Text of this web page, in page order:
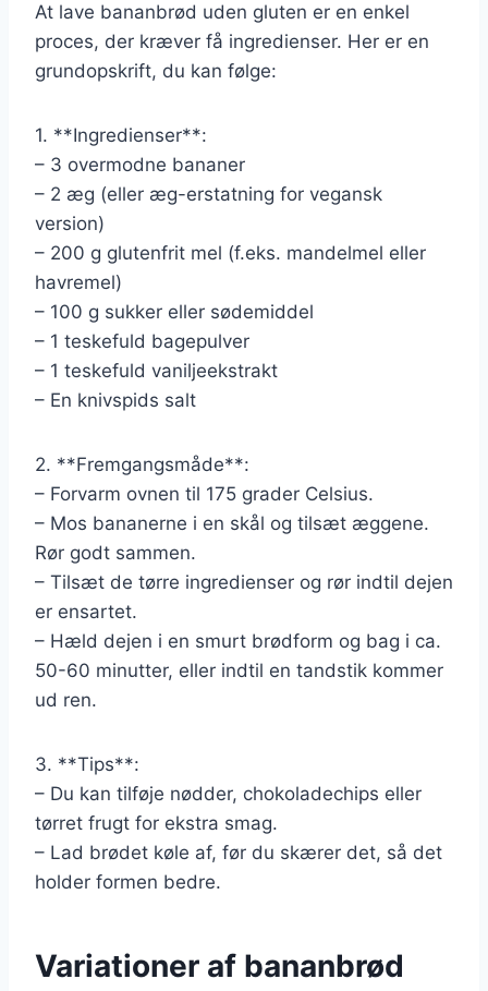
At lave bananbrød uden gluten er en enkel
proces, der kræver få ingredienser. Her er en
grundopskrift, du kan følge:
1. **Ingredienser**:
– 3 overmodne bananer
– 2 æg (eller æg-erstatning for vegansk
version)
– 200 g glutenfrit mel (f.eks. mandelmel eller
havremel)
– 100 g sukker eller sødemiddel
– 1 teskefuld bagepulver
– 1 teskefuld vaniljeekstrakt
– En knivspids salt
2. **Fremgangsmåde**:
– Forvarm ovnen til 175 grader Celsius.
– Mos bananerne i en skål og tilsæt æggene.
Rør godt sammen.
– Tilsæt de tørre ingredienser og rør indtil dejen
er ensartet.
– Hæld dejen i en smurt brødform og bag i ca.
50-60 minutter, eller indtil en tandstik kommer
ud ren.
3. **Tips**:
– Du kan tilføje nødder, chokoladechips eller
tørret frugt for ekstra smag.
– Lad brødet køle af, før du skærer det, så det
holder formen bedre.
Variationer af bananbrød